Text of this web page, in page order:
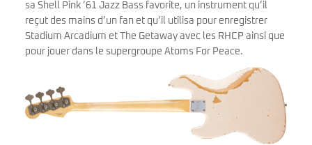
sa Shell Pink ’61 Jazz Bass favorite, un instrument qu’il
reçut des mains d’un fan et qu’il utilisa pour enregistrer
Stadium Arcadium et The Getaway avec les RHCP ainsi que
pour jouer dans le supergroupe Atoms For Peace.